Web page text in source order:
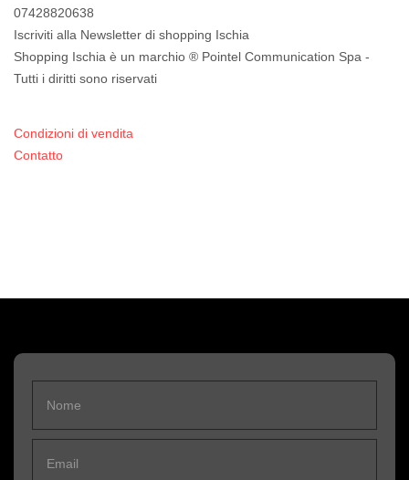
07428820638
Iscriviti alla Newsletter di shopping Ischia
Shopping Ischia è un marchio ® Pointel Communication Spa -
Tutti i diritti sono riservati
Condizioni di vendita
Contatto